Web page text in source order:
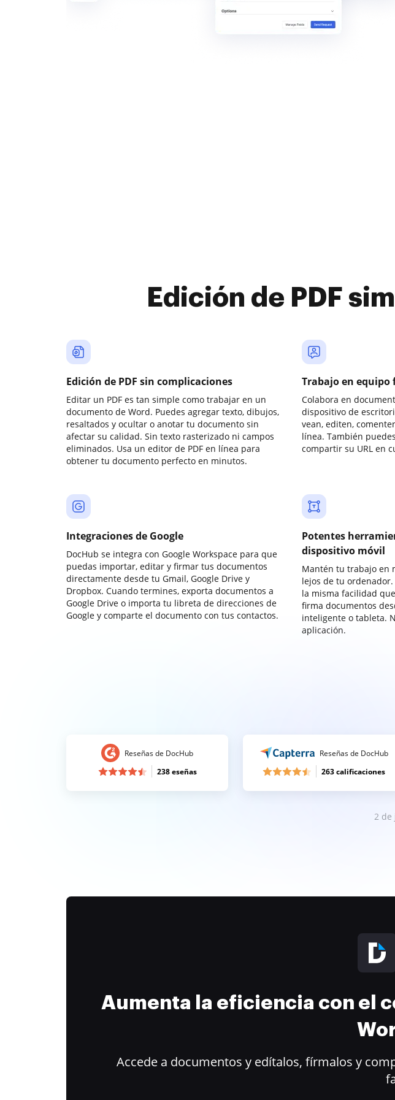
Edición de PDF
Edición de PDF sin complicaciones
Editar un PDF es tan simple como trabajar en un
documento de Word. Puedes agregar texto, dibujos,
resaltados y ocultar o anotar tu documento sin
afectar su calidad. Sin texto rasterizado ni campos
eliminados. Usa un editor de PDF en línea para
obtener tu documento perfecto en minutos.
Trabajo en equipo
Colabora en
dispositivo de
vean, editen,
línea. También
compartir su URL en
Integraciones de Google
DocHub se integra con Google Workspace para que
puedas importar, editar y firmar tus documentos
directamente desde tu Gmail, Google Drive y
Dropbox. Cuando termines, exporta documentos a
Google Drive o importa tu libreta de direcciones de
Google y comparte el documento con tus contactos.
Potentes
dispositivo móvil
Mantén tu trabajo en
lejos de tu
la misma facilidad
firma documentos
inteligente o tableta.
aplicación.
Reseñas de DocHub
238 eseñas
Reseñas de DocHub
263 calificaciones
2 de
Aumenta la eficiencia con el
Accede a documentos y edítalos, fírmalos y